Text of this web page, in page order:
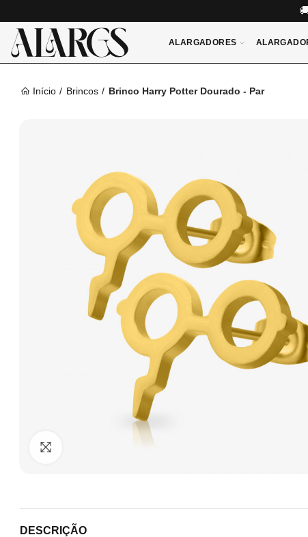
ALARGADORES
Início Brincos Brinco Harry Potter Dourado - Par
DESCRIÇÃO